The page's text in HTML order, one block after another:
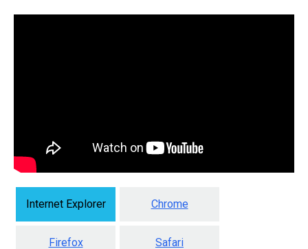
Internet Explorer Chrome
Firefox Safari